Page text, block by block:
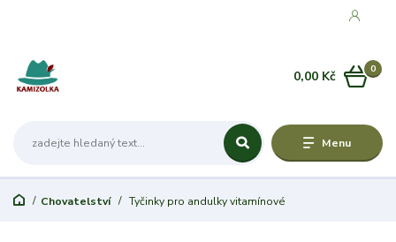
Menu
0
0,00 Kč
Chovatelství Tyčinky pro andulky vitamínové